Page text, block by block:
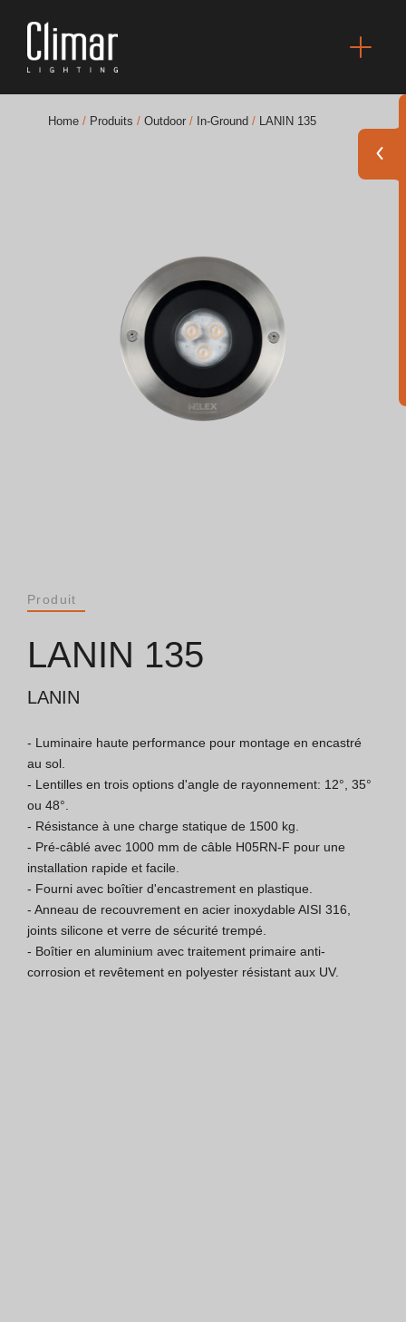
BOYA OUT Shapes
Solutions Acoustiques
Meilleurs Projets
Général [PT/ES]
Documents
Considérations Générales
Certification ISO 9001
Conditions de Vente
Conditions de Garantie
Logo Pack
Home / Produits / Outdoor / In-Ground / LANIN 135
Produit
LANIN 135
LANIN
- Luminaire haute performance pour montage en encastré
au sol.
- Lentilles en trois options d'angle de rayonnement: 12°, 35°
ou 48°.
- Résistance à une charge statique de 1500 kg.
- Pré-câblé avec 1000 mm de câble H05RN-F pour une
installation rapide et facile.
- Fourni avec boîtier d'encastrement en plastique.
- Anneau de recouvrement en acier inoxydable AISI 316,
joints silicone et verre de sécurité trempé.
- Boîtier en aluminium avec traitement primaire anti-
corrosion et revêtement en polyester résistant aux UV.